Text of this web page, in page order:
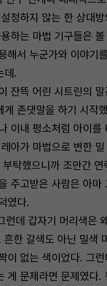
정하지 않는 한 상대
하는 마법 기구들은
해서 누군가와 이야기
데.
잔뜩 어린 시트린의
게 존댓말을 하기 시작
이내 평소처럼 아이
아가 마법으로 변한
탁했으니까 조만간
주고받은 사람은 아
였다.
런데 갑자기 머리색은
한 갈색도 아닌 밀색
이 없는 색이었다. 그
게 문제라면 문제였다